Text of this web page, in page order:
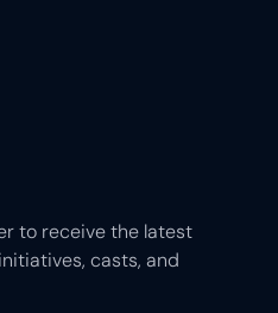
to receive the latest
casts, and